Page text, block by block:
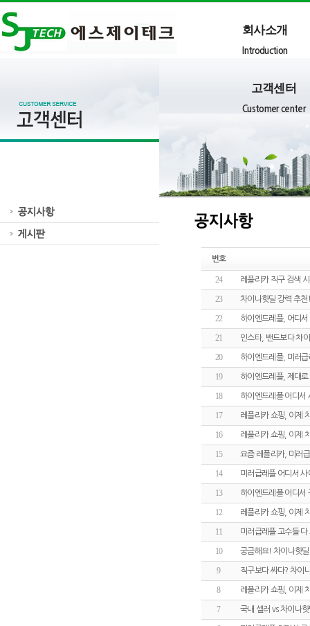
회사소개
Introduction
고객센터
Customer center
번호
24 레플리카 직구 검색
23 차이나핫딜 강력 추
22 하이엔드레플, 어디
21 인스타, 밴드보다 차
20 하이엔드레플, 미러
19 하이엔드레플, 제대
18 하이엔드레플 어디서
17 레플리카 쇼핑, 이제
16 레플리카 쇼핑, 이제
15 요즘 레플리카, 미러
14 미러급레플 어디서
13 하이엔드레플 어디서
12 레플리카 쇼핑, 이제
11 미러급레플 고수들
10 궁금해요! 차이나핫
9 직구보다 싸다? 차이
8 레플리카 쇼핑, 이제
7 국내 셀러 vs 차이나